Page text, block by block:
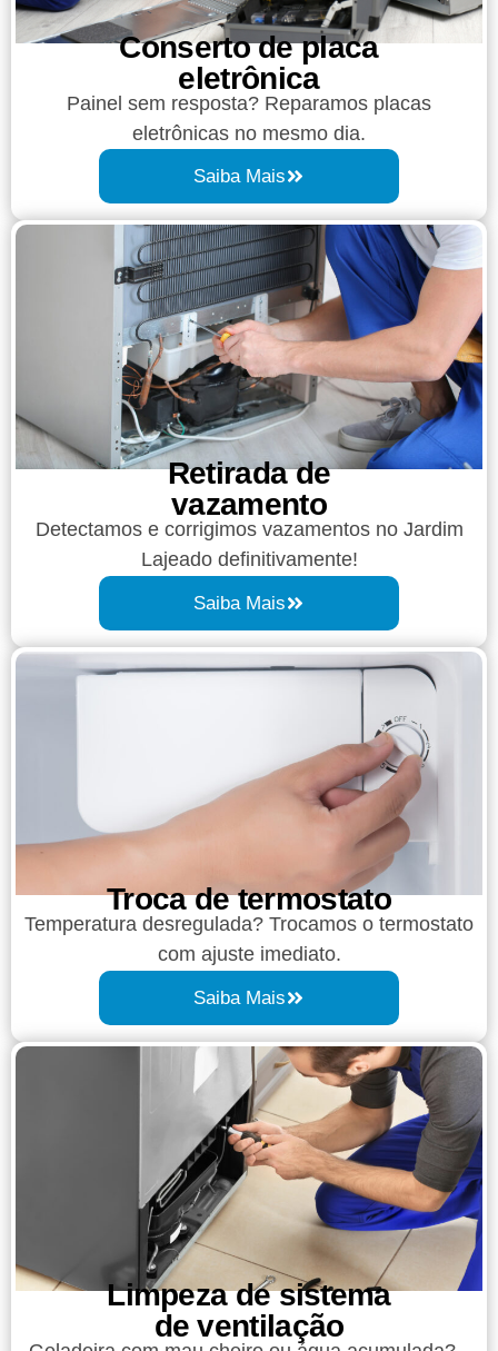
Conserto de placa
eletrônica
Painel sem resposta? Reparamos placas
eletrônicas no mesmo dia.
Saiba Mais
Retirada de
vazamento​​
Detectamos e corrigimos vazamentos no Jardim
Lajeado definitivamente!
Saiba Mais
Troca de termostato
Temperatura desregulada? Trocamos o termostato
com ajuste imediato.
Saiba Mais
Limpeza de sistema
de ventilação